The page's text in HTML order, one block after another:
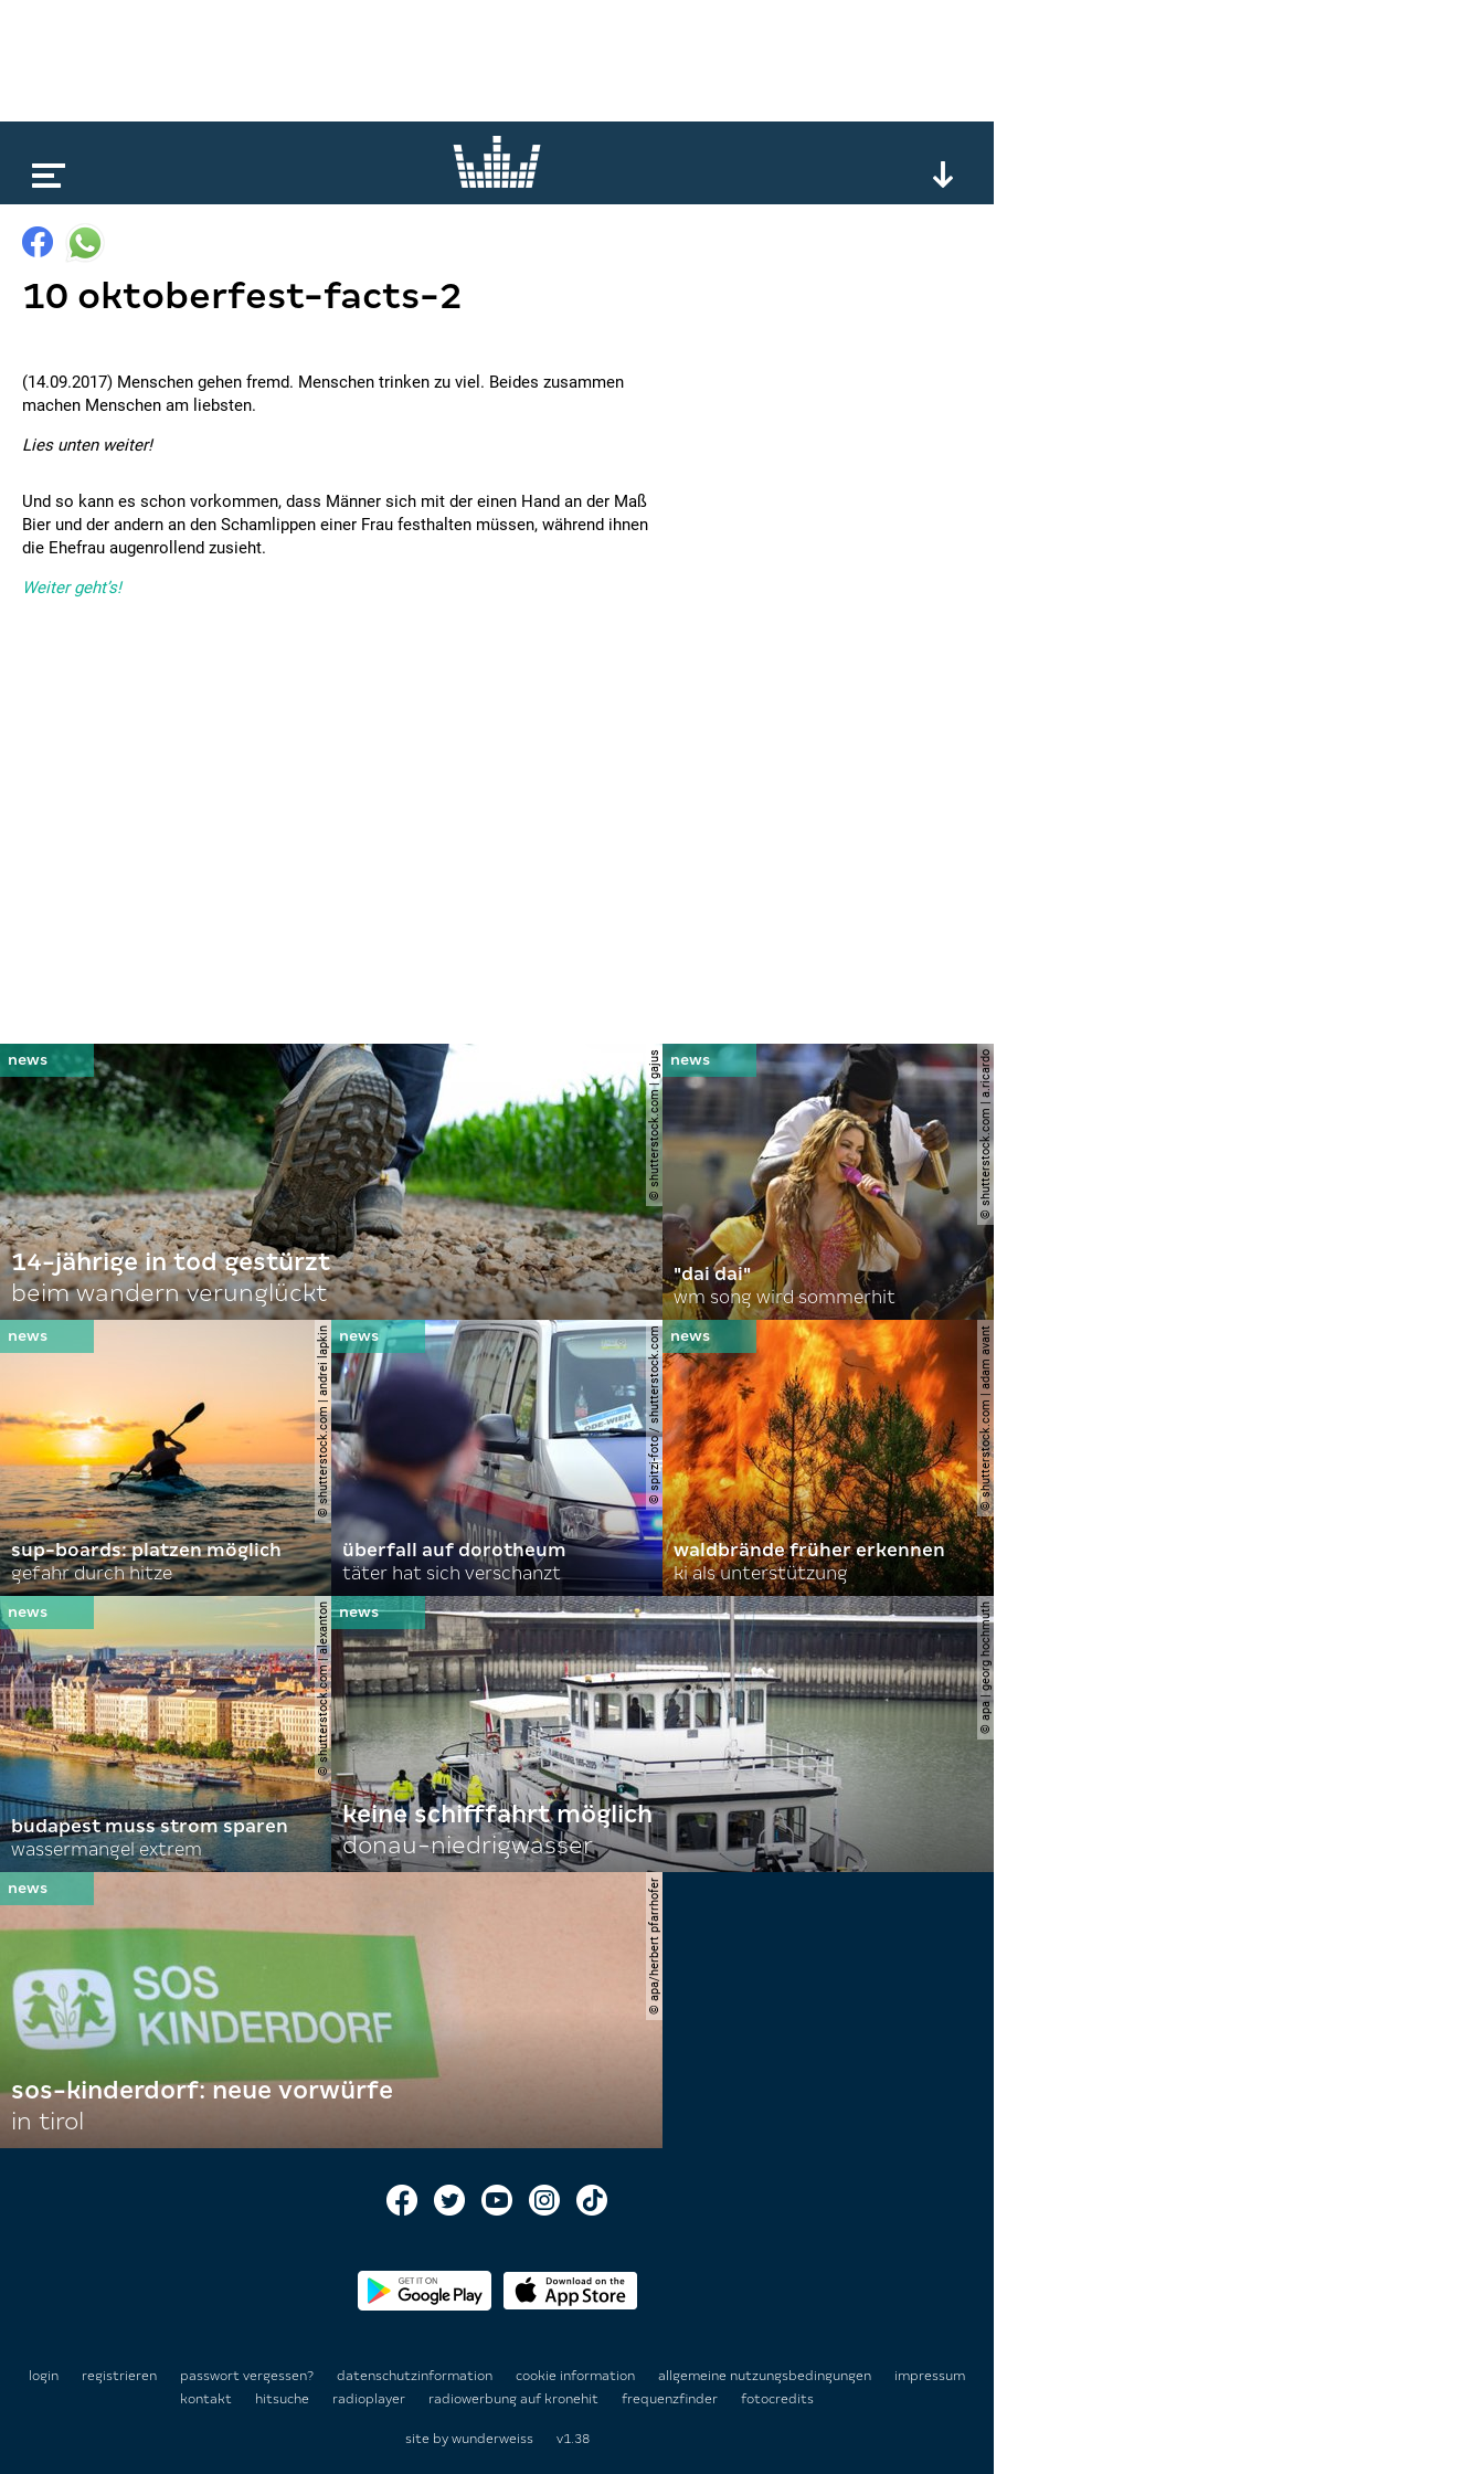
10 oktoberfest-facts-2
(14.09.2017) Menschen gehen fremd. Menschen trinken zu viel. Beides zusammen
machen Menschen am liebsten.
Lies unten weiter!
Und so kann es schon vorkommen, dass Männer sich mit der einen Hand an der Maß
Bier und der andern an den Schamlippen einer Frau festhalten müssen, während ihnen
die Ehefrau augenrollend zusieht.
Weiter geht’s!
© shutterstock.com | gajus
14-jährige in tod gestürzt
beim wandern verunglückt
© shutterstock.com | a.ricardo
"dai dai"
wm song wird sommerhit
© shutterstock.com | andrei lapkin
sup-boards: platzen möglich
gefahr durch hitze
© spitzi-foto / shutterstock.com
überfall auf dorotheum
täter hat sich verschanzt
© shutterstock.com | adam avant
waldbrände früher erkennen
ki als unterstützung
© shutterstock.com | alexanton
budapest muss strom sparen
wassermangel extrem
© apa | georg hochmuth
keine schifffahrt möglich
donau-niedrigwasser
© apa/herbert pfarrhofer
sos-kinderdorf: neue vorwürfe
in tirol
login registrieren passwort vergessen? datenschutzinformation cookie information allgemeine nutzungsbedingungen
impressum
kontakt
hitsuche radioplayer radiowerbung auf kronehit frequenzfinder fotocredits
site by wunderweiss v1.38